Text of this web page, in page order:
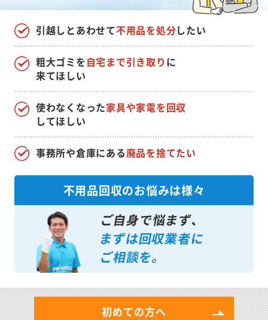
引越しとあわせて不用品を処分したい
使わなくなった家具や家電を回収
してほしい
粗大ゴミを自宅まで引き取り に
来てほしい
事務所や倉庫にある廃品を捨てたい
不用品回収のお悩みは様々
ご自身で悩まず、
まずは回収業者に
ご相談を。
初めての方へ